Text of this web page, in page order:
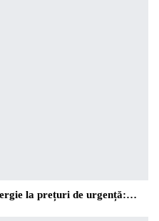
la prețuri de urgență:…